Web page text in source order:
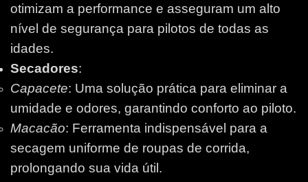
otimizam a performance e asseguram um alto
nível de segurança para pilotos de todas as
idades.
Secadores:
Capacete: Uma solução prática para eliminar a
umidade e odores, garantindo conforto ao piloto.
Macacão: Ferramenta indispensável para a
secagem uniforme de roupas de corrida,
prolongando sua vida útil.